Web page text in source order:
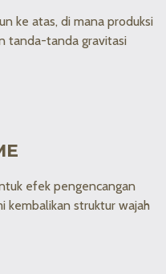
ke atas, di mana produksi
tanda-tanda gravitasi
efek pengencangan
kembalikan struktur wajah